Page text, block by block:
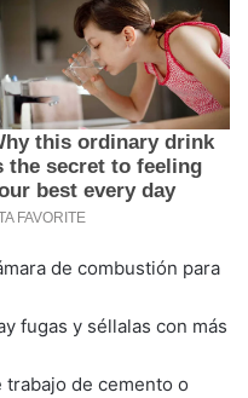
de combustión para
fugas y séllalas con más
de cemento o